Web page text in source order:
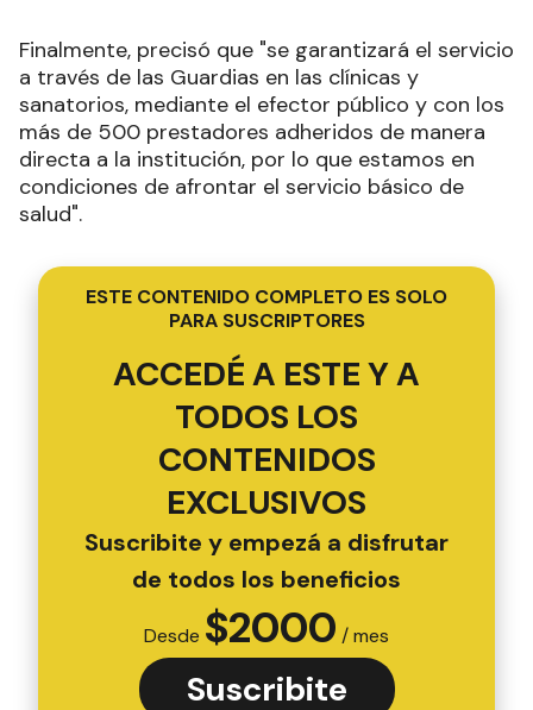
Finalmente, precisó que "se garantizará el servicio
a través de las Guardias en las clínicas y
sanatorios, mediante el efector público y con los
más de 500 prestadores adheridos de manera
directa a la institución, por lo que estamos en
condiciones de afrontar el servicio básico de
salud".
ESTE CONTENIDO COMPLETO ES SOLO
PARA SUSCRIPTORES
ACCEDÉ A ESTE Y A
TODOS LOS
CONTENIDOS
EXCLUSIVOS
Suscribite y empezá a disfrutar
de todos los beneficios
Desde $2000 / mes
Suscribite